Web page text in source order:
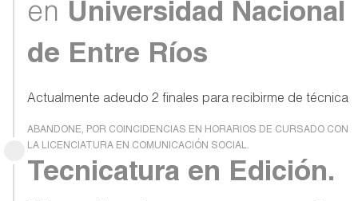
en Universidad Nacional
de Entre Ríos
Actualmente adeudo 2 finales para recibirme de técnica
ABANDONE, POR COINCIDENCIAS EN HORARIOS DE CURSADO CON
LA LICENCIATURA EN COMUNICACIÓN SOCIAL.
Tecnicatura en Edición.